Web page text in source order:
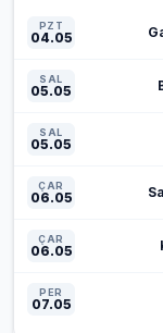
PZT
04.05
SAL
05.05
SAL
05.05
ÇAR
06.05
ÇAR
06.05
PER
07.05